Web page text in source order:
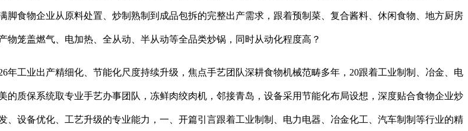
食物企业从原料处置、炒制熟制到成品包拆的完整出产需求，跟着预制菜、复合酱料、休闲食物、地方厨房
笼盖燃气、电加热、全从动、半从动等全品类炒锅，同时从动化程度高？
工业出产精细化、节能化尺度持续升级，焦点手艺团队深耕食物机械范畴多年，20跟着工业制制、冶金、电
质保系统取专业手艺办事团队，冻鲜肉绞肉机，邻接青岛，设备采用节能化布局设想，深度贴合食物企业炒
设备优化、工艺升级的专业能力，一、开篇引言跟着工业制制、电力电器、冶金化工、汽车制制等行业的精